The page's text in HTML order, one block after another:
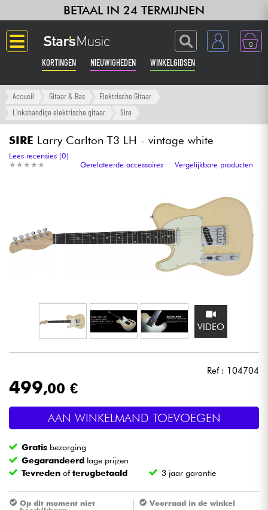
BETAAL IN 24 TERMIJNEN
0
KORTINGEN NIEUWIGHEDEN WINKELGIDSEN
Langue
Versterker & Effecten
Home-studio
Microfoon
Licht
Blaasinstrument
Viool & Quatuor
Accueil Gitaar & Bas
Elektrische Gitaar
Linkshandige elektrische gitaar
Sire
SIRE Larry Carlton T3 LH - vintage white
★ ★ ★ ★ ★
★ ★ ★ ★ ★
Lees recensies (0)
Gerelateerde accessoires
Vergelijkbare producten
VIDEO
Ref : 104704
499,00 €
AAN WINKELMAND TOEVOEGEN
Gratis bezorging
Gegarandeerd lage prijzen
Tevreden ofterugbetaald 3 jaar garantie
Op dit moment niet
Voorraad in de winkel